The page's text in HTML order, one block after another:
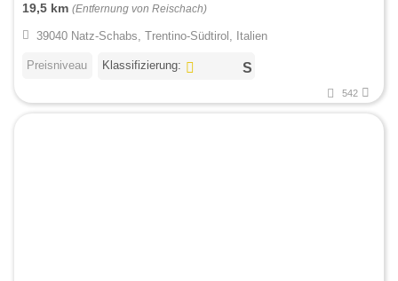
19,5 km (Entfernung von Reischach)
39040 Natz-Schabs, Trentino-Südtirol, Italien
Preisniveau Klassifizierung:
542